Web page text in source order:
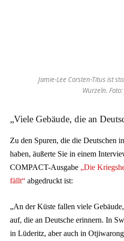
Jamie-Lee Corsten-Titus ist
Wurzeln.
„Viele Gebäude, die an
Zu den Spuren, die die Deutschen
haben, äußerte Sie in einem
COMPACT-Ausgabe „Die
fällt“ abgedruckt ist:
„An der Küste fallen viele
auf, die an Deutsche erinnern. In
in Lüderitz, aber auch in